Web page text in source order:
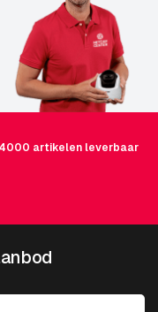
artikelen leverbaar